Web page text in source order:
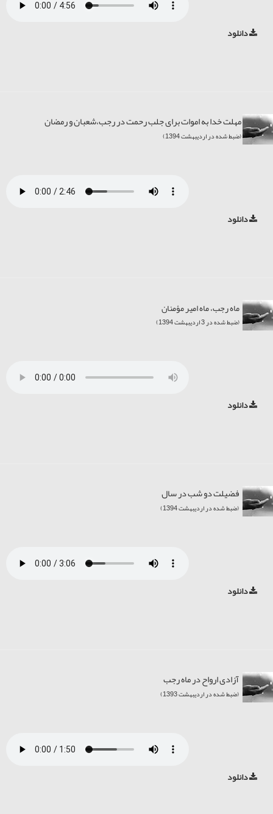
دانلود
مهلت خدا به اموات برای جلب رحمت در رجب،شعبان و رمضان
(ضبط شده در اردیبهشت 1394)
دانلود
ماه رجب، ماه امیر مؤمنان
(ضبط شده در 3 اردیبهشت 1394)
دانلود
فضيلت دو شب در سال
(ضبط شده در اردیبهشت 1394)
دانلود
آزادی ارواح در ماه رجب
(ضبط شده در اردیبهشت 1393)
دانلود